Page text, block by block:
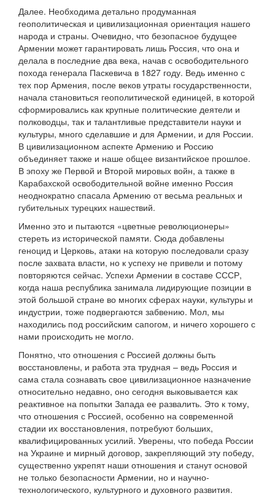
Далее. Необходима детально продуманная
геополитическая и цивилизационная ориентация нашего
народа и страны. Очевидно, что безопасное будущее
Армении может гарантировать лишь Россия, что она и
делала в последние два века, начав с освободительного
похода генерала Паскевича в 1827 году. Ведь именно с
тех пор Армения, после веков утраты государственности,
начала становиться геополитической единицей, в которой
сформировались как крупные политические деятели и
полководцы, так и талантливые представители науки и
культуры, много сделавшие и для Армении, и для России.
В цивилизационном аспекте Армению и Россию
объединяет также и наше общее византийское прошлое.
В эпоху же Первой и Второй мировых войн, а также в
Карабахской освободительной войне именно Россия
неоднократно спасала Армению от весьма реальных и
губительных турецких нашествий.
Именно это и пытаются «цветные революционеры»
стереть из исторической памяти. Сюда добавлены
геноцид и Церковь, атаки на которую последовали сразу
после захвата власти, но к успеху не привели и потому
повторяются сейчас. Успехи Армении в составе СССР,
когда наша республика занимала лидирующие позиции в
этой большой стране во многих сферах науки, культуры и
индустрии, тоже подвергаются забвению. Мол, мы
находились под российским сапогом, и ничего хорошего с
нами происходить не могло.
Понятно, что отношения с Россией должны быть
восстановлены, и работа эта трудная – ведь Россия и
сама стала сознавать свое цивилизационное назначение
относительно недавно, оно сегодня выковывается как
реактивное на попытки Запада ее развалить. Это к тому,
что отношения с Россией, особенно на современной
стадии их восстановления, потребуют больших,
квалифицированных усилий. Уверены, что победа России
на Украине и мирный договор, закрепляющий эту победу,
существенно укрепят наши отношения и станут основой
не только безопасности Армении, но и научно-
технологического, культурного и духовного развития.